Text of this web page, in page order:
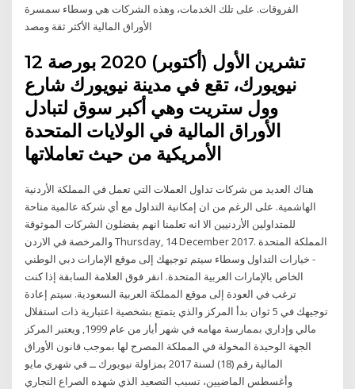
الفروقات. على تلك الخدمات، وهذه الشركات هي وسطاء سمسرة
الأوراق المالية الأكثر ثقة ومصد
12 تشرين الأول (أكتوبر) 2020 بورصة
نيويورك، تقع في مدينة نيويورك شارع
وول ستريت وهي أكبر سوق لتبادل
الأوراق المالية في الولايات المتحدة
هناك العديد من شركات تداول العملات التي تعمل في المملكة الأردنية
الهاشمية. على الرغم من ان إمكانية التداول مع أي شركة عالمية متاحة
للمتداولين الأردنيين الا انه تعلمنا انهم يفضلون الشركات الموثوقة
والمرخصة في الاردن Thursday, 14 December 2017. المملكة المتحدة
- خيارات التداول وسطاء سيتم توجيهك إلى موقع الإمارات دبي الوطني
الخاص بالإمارات العربية المتحدة. انقر فوق العلامة السابقة إذا كنت
ترغب في العودة إلى موقع المملكة العربية السعودية. سيتم إعادة
توجيهك في 5 ثوان بدأ المركز والذي يتمتع بشخصية اعتبارية ذات استقلال
مالي وإداري بممارسة مهامه في شهر أيار من عام 1999, ويعتبر المركز
الجهة الوحيدة المخولة في المملكة المصرح لها بموجب قانون الأوراق
المالية رقم (18) لسنة 2017 بمزاولة نيويورك ــ في شهري مايو
وأغسطس الماضيين، تسبب التصعيد الذي شهده الصراع التجاري